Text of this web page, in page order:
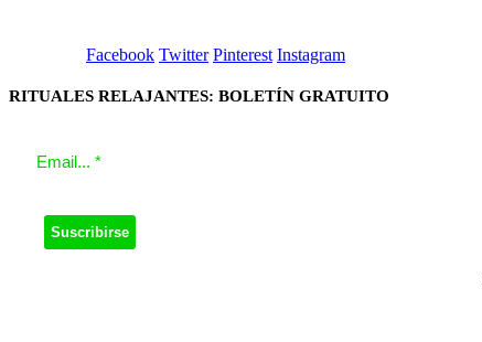
Facebook Twitter Pinterest Instagram
RITUALES RELAJANTES: BOLETÍN GRATUITO